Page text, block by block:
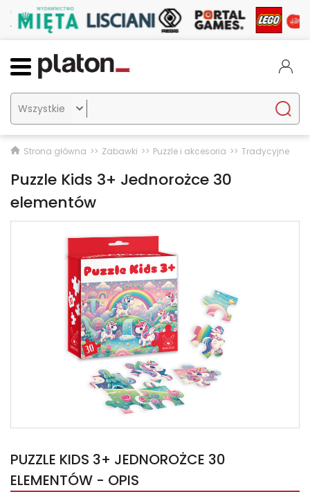

Strona główna Zabawki Puzzle i akcesoria Tradycyjne
Puzzle Kids 3+ Jednorożce 30
elementów
PUZZLE KIDS 3+ JEDNOROŻCE 30
ELEMENTÓW - OPIS